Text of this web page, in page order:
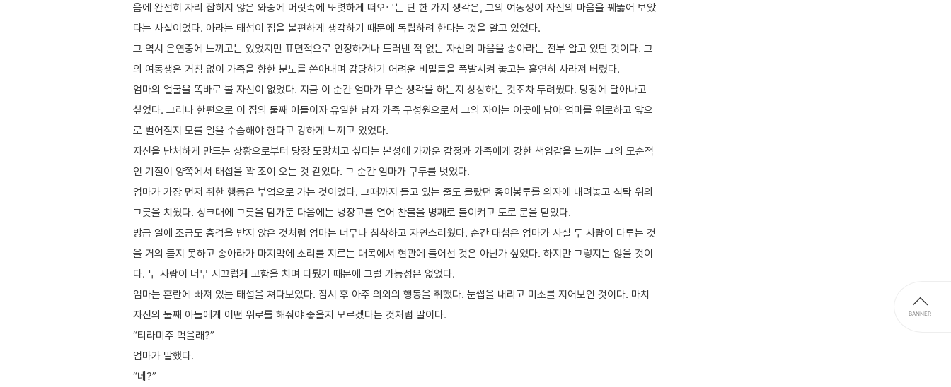
음에 완전히 자리 잡히지 않은 와중에 머릿속에 또렷하게 떠오르는 단 한 가지 생각은, 그의 여동생이 자신의 마음을 꿰뚫어 보았
다는 사실이었다. 아라는 태섭이 집을 불편하게 생각하기 때문에 독립하려 한다는 것을 알고 있었다.
그 역시 은연중에 느끼고는 있었지만 표면적으로 인정하거나 드러낸 적 없는 자신의 마음을 송아라는 전부 알고 있던 것이다. 그
의 여동생은 거침 없이 가족을 향한 분노를 쏟아내며 감당하기 어려운 비밀들을 폭발시켜 놓고는 홀연히 사라져 버렸다.
엄마의 얼굴을 똑바로 볼 자신이 없었다. 지금 이 순간 엄마가 무슨 생각을 하는지 상상하는 것조차 두려웠다. 당장에 달아나고
싶었다. 그러나 한편으로 이 집의 둘째 아들이자 유일한 남자 가족 구성원으로서 그의 자아는 이곳에 남아 엄마를 위로하고 앞으
로 벌어질지 모를 일을 수습해야 한다고 강하게 느끼고 있었다.
자신을 난처하게 만드는 상황으로부터 당장 도망치고 싶다는 본성에 가까운 감정과 가족에게 강한 책임감을 느끼는 그의 모순적
인 기질이 양쪽에서 태섭을 꽉 조여 오는 것 같았다. 그 순간 엄마가 구두를 벗었다.
엄마가 가장 먼저 취한 행동은 부엌으로 가는 것이었다. 그때까지 들고 있는 줄도 몰랐던 종이봉투를 의자에 내려놓고 식탁 위의
그릇을 치웠다. 싱크대에 그릇을 담가둔 다음에는 냉장고를 열어 찬물을 병째로 들이켜고 도로 문을 닫았다.
방금 일에 조금도 충격을 받지 않은 것처럼 엄마는 너무나 침착하고 자연스러웠다. 순간 태섭은 엄마가 사실 두 사람이 다투는 것
을 거의 듣지 못하고 송아라가 마지막에 소리를 지르는 대목에서 현관에 들어선 것은 아닌가 싶었다. 하지만 그렇지는 않을 것이
다. 두 사람이 너무 시끄럽게 고함을 치며 다퉜기 때문에 그럴 가능성은 없었다.
엄마는 혼란에 빠져 있는 태섭을 쳐다보았다. 잠시 후 아주 의외의 행동을 취했다. 눈썹을 내리고 미소를 지어보인 것이다. 마치
자신의 둘째 아들에게 어떤 위로를 해줘야 좋을지 모르겠다는 것처럼 말이다.
“티라미주 먹을래?”
엄마가 말했다.
“네?”
BANNER